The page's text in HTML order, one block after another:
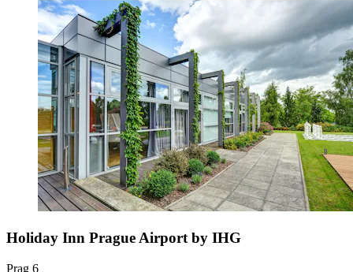
Holiday Inn Prague Airport by IHG
Prag 6